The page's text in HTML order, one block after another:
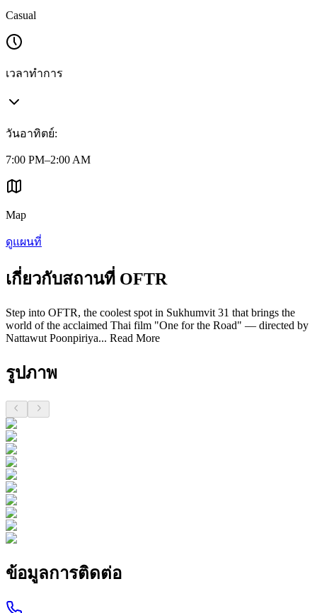
Casual
เวลาทำการ
วันอาทิตย์:
7:00 PM–2:00 AM
Map
ดูแผนที่
เกี่ยวกับสถานที่ OFTR
Step into OFTR, the coolest spot in Sukhumvit 31 that brings the
world of the acclaimed Thai film "One for the Road" — directed by
Nattawut Poonpiriya... Read More
รูปภาพ
ข้อมูลการติดต่อ